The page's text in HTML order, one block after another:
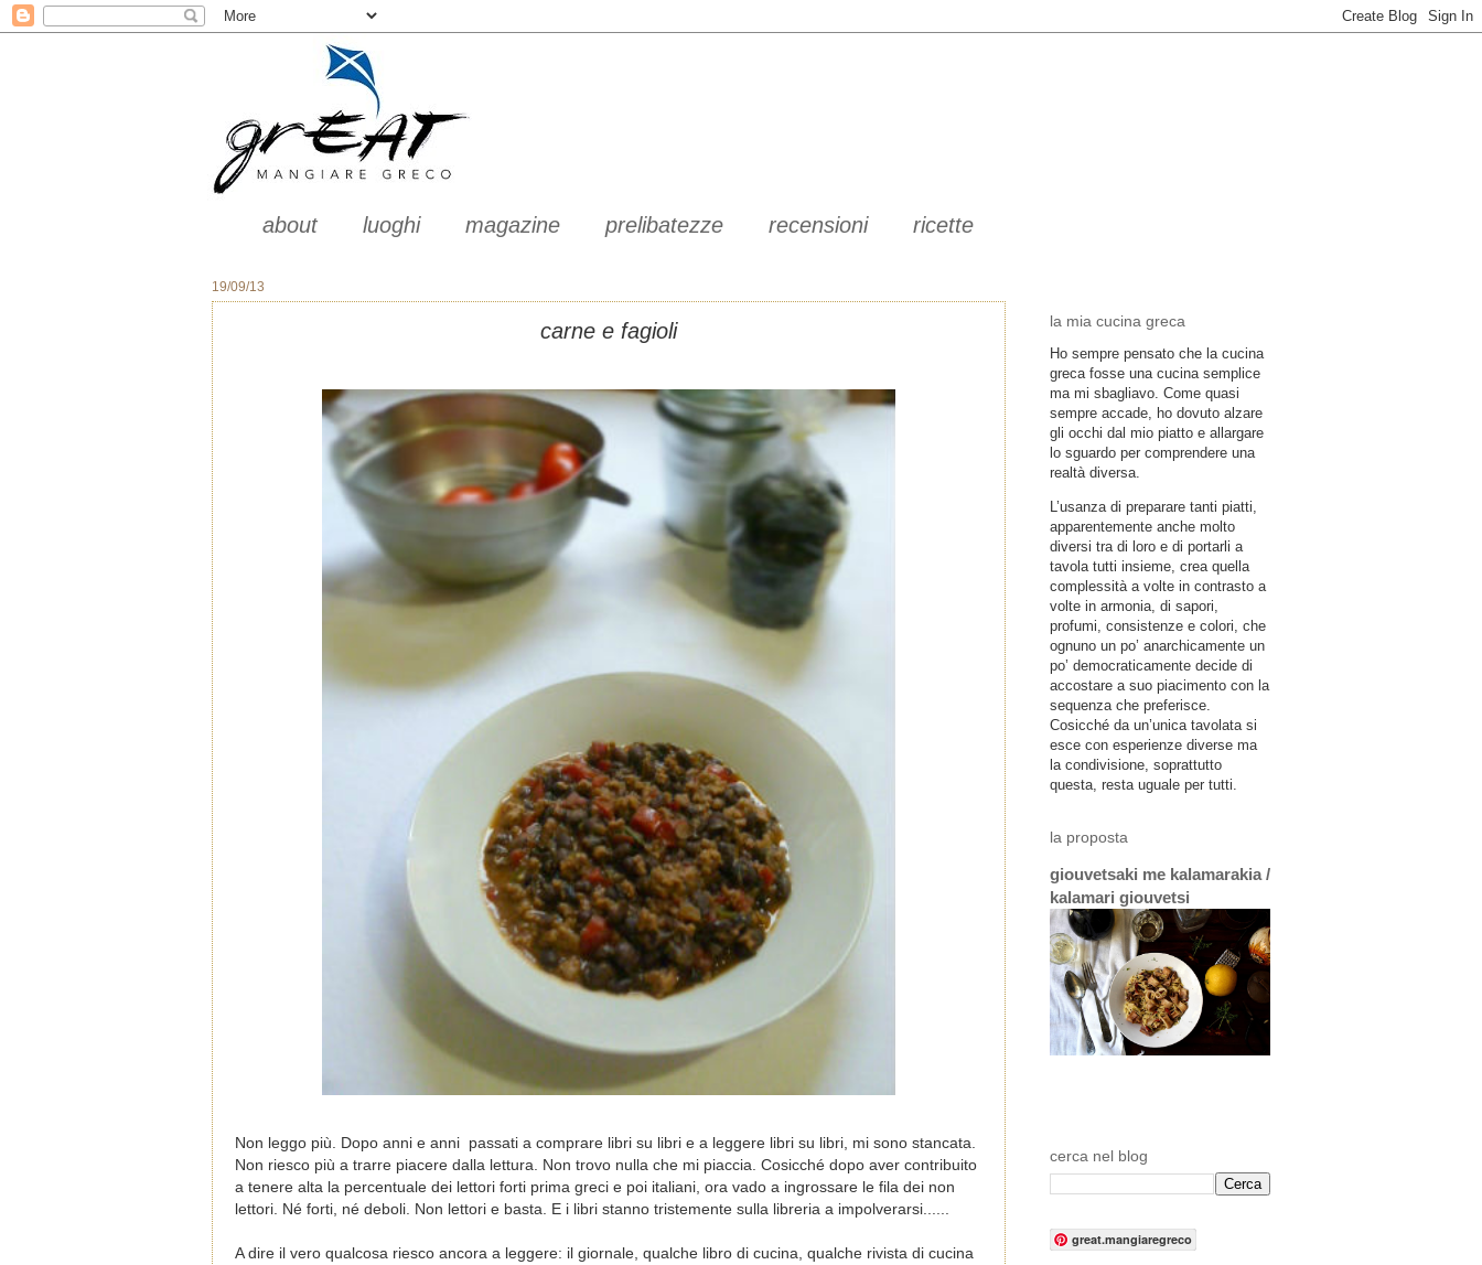
about luoghi magazine prelibatezze recensioni ricette
19/09/13
carne e fagioli
Non leggo più. Dopo anni e anni passati a comprare libri su libri e a leggere libri su libri, mi sono stancata.
Non riesco più a trarre piacere dalla lettura. Non trovo nulla che mi piaccia. Cosicché dopo aver contribuito
a tenere alta la percentuale dei lettori forti prima greci e poi italiani, ora vado a ingrossare le fila dei non
lettori. Né forti, né deboli. Non lettori e basta. E i libri stanno tristemente sulla libreria a impolverarsi......
A dire il vero qualcosa riesco ancora a leggere: il giornale, qualche libro di cucina, qualche rivista di cucina
la mia cucina greca
Ho sempre pensato che la cucina
greca fosse una cucina semplice
ma mi sbagliavo. Come quasi
sempre accade, ho dovuto alzare
gli occhi dal mio piatto e allargare
lo sguardo per comprendere una
realtà diversa.
L’usanza di preparare tanti piatti,
apparentemente anche molto
diversi tra di loro e di portarli a
tavola tutti insieme, crea quella
complessità a volte in contrasto a
volte in armonia, di sapori,
profumi, consistenze e colori, che
ognuno un po’ anarchicamente un
po’ democraticamente decide di
accostare a suo piacimento con la
sequenza che preferisce.
Cosicché da un’unica tavolata si
esce con esperienze diverse ma
la condivisione, soprattutto
questa, resta uguale per tutti.
la proposta
giouvetsaki me kalamarakia /
kalamari giouvetsi
cerca nel blog
great.mangiaregreco